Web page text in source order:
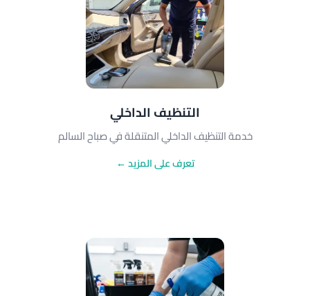
التنظيف الداخلي
خدمة التنظيف الداخلي المتنقلة في صباح السالم
تعرف على المزيد ←